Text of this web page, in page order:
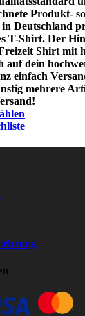
Produkt-
Deutschland
T-Shirt. Der
Shirt mit
auf dein
einfach
mehrere